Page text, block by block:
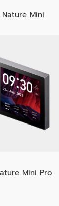
Nature Mini
Mini Pro